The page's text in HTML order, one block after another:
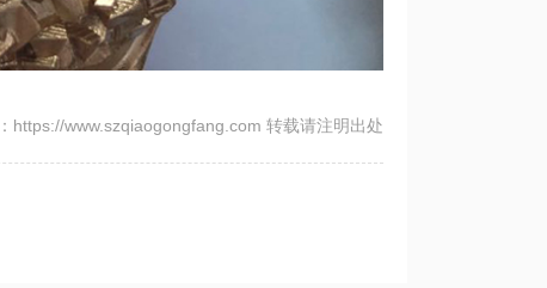
https://www.szqiaogongfang.com 转载请注明出处